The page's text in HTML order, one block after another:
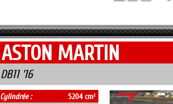
ASTON MARTIN
DB11 '16
Cylindrée : 5204 cm3